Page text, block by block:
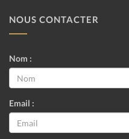
NOUS CONTACTER
Nom :
Email :